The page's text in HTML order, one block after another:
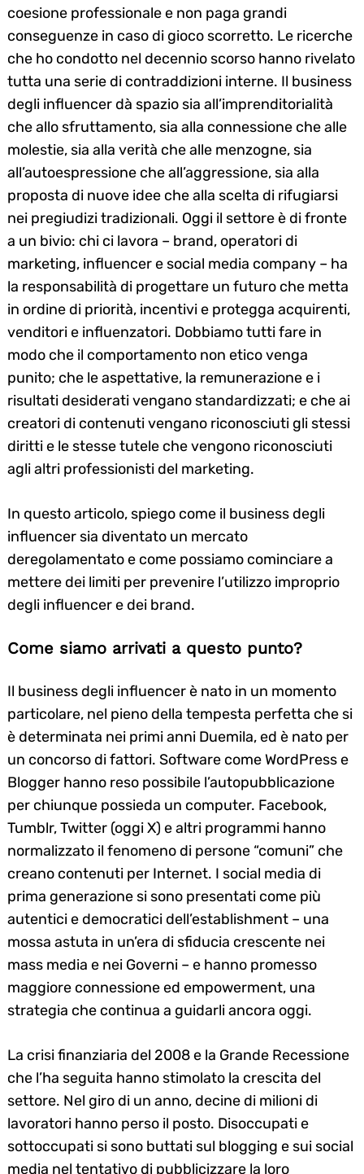
coesione professionale e non paga grandi
conseguenze in caso di gioco scorretto. Le ricerche
che ho condotto nel decennio scorso hanno rivelato
tutta una serie di contraddizioni interne. Il business
degli influencer dà spazio sia all’imprenditorialità
che allo sfruttamento, sia alla connessione che alle
molestie, sia alla verità che alle menzogne, sia
all’autoespressione che all’aggressione, sia alla
proposta di nuove idee che alla scelta di rifugiarsi
nei pregiudizi tradizionali. Oggi il settore è di fronte
a un bivio: chi ci lavora – brand, operatori di
marketing, influencer e social media company – ha
la responsabilità di progettare un futuro che metta
in ordine di priorità, incentivi e protegga acquirenti,
venditori e influenzatori. Dobbiamo tutti fare in
modo che il comportamento non etico venga
punito; che le aspettative, la remunerazione e i
risultati desiderati vengano standardizzati; e che ai
creatori di contenuti vengano riconosciuti gli stessi
diritti e le stesse tutele che vengono riconosciuti
agli altri professionisti del marketing.
In questo articolo, spiego come il business degli
influencer sia diventato un mercato
deregolamentato e come possiamo cominciare a
mettere dei limiti per prevenire l’utilizzo improprio
degli influencer e dei brand.
Come siamo arrivati a questo punto?
Il business degli influencer è nato in un momento
particolare, nel pieno della tempesta perfetta che si
è determinata nei primi anni Duemila, ed è nato per
un concorso di fattori. Software come WordPress e
Blogger hanno reso possibile l’autopubblicazione
per chiunque possieda un computer. Facebook,
Tumblr, Twitter (oggi X) e altri programmi hanno
normalizzato il fenomeno di persone “comuni” che
creano contenuti per Internet. I social media di
prima generazione si sono presentati come più
autentici e democratici dell’establishment – una
mossa astuta in un’era di sfiducia crescente nei
mass media e nei Governi – e hanno promesso
maggiore connessione ed empowerment, una
strategia che continua a guidarli ancora oggi.
La crisi finanziaria del 2008 e la Grande Recessione
che l’ha seguita hanno stimolato la crescita del
settore. Nel giro di un anno, decine di milioni di
lavoratori hanno perso il posto. Disoccupati e
sottoccupati si sono buttati sul blogging e sui social
media nel tentativo di pubblicizzare la loro